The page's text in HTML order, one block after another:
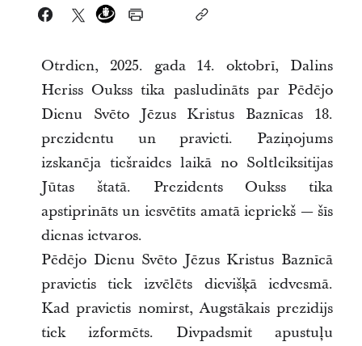
Otrdien, 2025. gada 14. oktobrī, Dalins
Heriss Oukss tika pasludināts par Pēdējo
Dienu Svēto Jēzus Kristus Baznīcas 18.
prezidentu un pravieti. Paziņojums
izskanēja tiešraides laikā no Soltleiksitijas
Jūtas štatā. Prezidents Oukss tika
apstiprināts un iesvētīts amatā iepriekš — šīs
dienas ietvaros.
Pēdējo Dienu Svēto Jēzus Kristus Baznīcā
pravietis tiek izvēlēts dievišķā iedvesmā.
Kad pravietis nomirst, Augstākais prezidijs
tiek izformēts. Divpadsmit apustuļu